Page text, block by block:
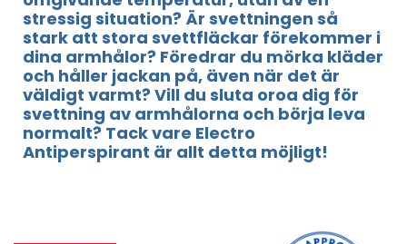
stressig situation? Är svettningen så
stark att stora svettfläckar förekommer i
dina armhålor? Föredrar du mörka kläder
och håller jackan på, även när det är
väldigt varmt? Vill du sluta oroa dig för
svettning av armhålorna och börja leva
normalt? Tack vare Electro
Antiperspirant är allt detta möjligt!